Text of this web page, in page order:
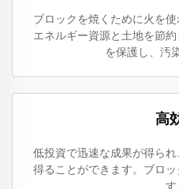
ブロックを焼くために火を
エネルギー資源と土地を節
を保護し、汚
高
低投資で迅速な成果が得ら
得ることができます。ブロ
す